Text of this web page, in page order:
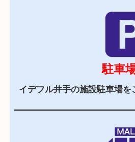
全国展開している買取大
お客様でも安心してご来店